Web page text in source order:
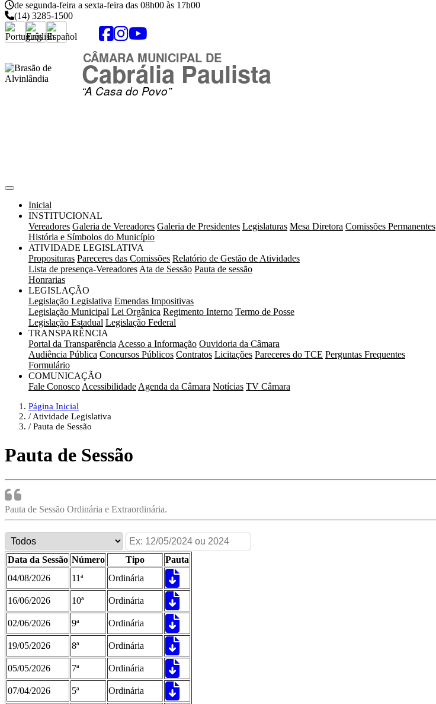
de segunda-feira a sexta-feira das 08h00 às 17h00
(14) 3285-1500
CÂMARA MUNICIPAL DE
Cabrália Paulista
“A Casa do Povo”
Inicial
INSTITUCIONAL
Vereadores Galeria de Vereadores Galeria de Presidentes Legislaturas Mesa Diretora Comissões Permanentes
História e Símbolos do Município
ATIVIDADE LEGISLATIVA
Proposituras Pareceres das Comissões Relatório de Gestão de Atividades
Lista de presença-Vereadores Ata de Sessão Pauta de sessão
Honrarias
LEGISLAÇÃO
Legislação Legislativa Emendas Impositivas
Legislação Municipal Lei Orgânica Regimento Interno Termo de Posse
Legislação Estadual Legislação Federal
TRANSPARÊNCIA
Portal da Transparência Acesso a Informação Ouvidoria da Câmara
Audiência Pública Concursos Públicos Contratos Licitações Pareceres do TCE Perguntas Frequentes
Formulário
COMUNICAÇÃO
Fale Conosco Acessibilidade Agenda da Câmara Notícias TV Câmara
Página Inicial
Atividade Legislativa
Pauta de Sessão
Pauta de Sessão
Pauta de Sessão Ordinária e Extraordinária.
Data da Sessão Número Tipo
Pauta
04/08/2026
11ª Ordinária
16/06/2026 10ª Ordinária
02/06/2026 9ª Ordinária
19/05/2026 8ª Ordinária
05/05/2026 7ª Ordinária
07/04/2026 5ª Ordinária